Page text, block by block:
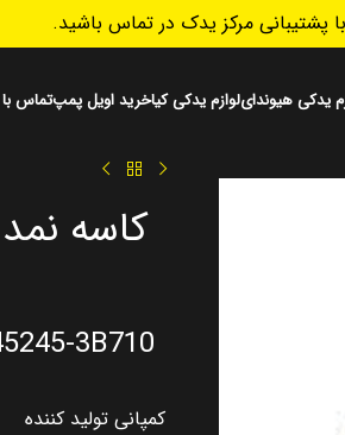
پشتیبانی مرکز یدک در تماس باشید.
یدکی هیوندایلوازم یدکی کیاخرید اویل پمپتماس با
کاسه
3B710
کمپانی تولید کننده